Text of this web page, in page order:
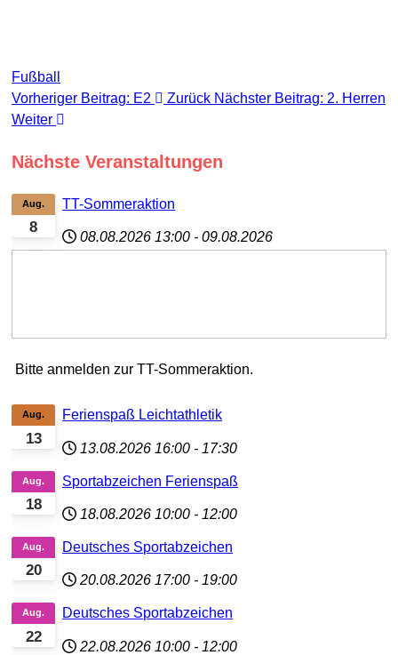
Fußball
Vorheriger Beitrag: E2
Zurück Nächster Beitrag: 2. Herren
Weiter
Nächste Veranstaltungen
8
Aug. TT-Sommeraktion
08.08.2026 13:00 - 09.08.2026
Bitte anmelden zur TT-Sommeraktion.
13
Aug. Ferienspaß Leichtathletik
13.08.2026 16:00 - 17:30
18
Aug. Sportabzeichen Ferienspaß
18.08.2026 10:00 - 12:00
20
Aug. Deutsches Sportabzeichen
20.08.2026 17:00 - 19:00
22
Aug. Deutsches Sportabzeichen
22.08.2026 10:00 - 12:00